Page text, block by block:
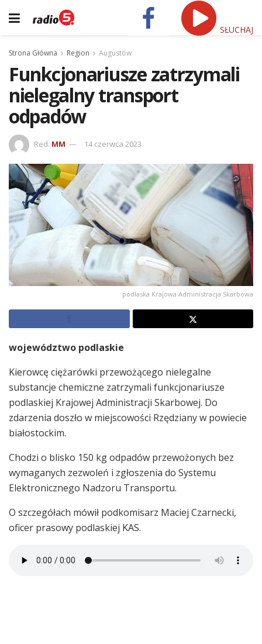
SŁUCHAJ
Strona Główna Region Augustów
Funkcjonariusze zatrzymali
nielegalny transport
odpadów
Red. MM 14 czerwca 2023
podlaska Krajowa Administracja Skarbowa
województwo podlaskie
Kierowcę ciężarówki przewożącego nielegalne
substancje chemiczne zatrzymali funkcjonariusze
podlaskiej Krajowej Administracji Skarbowej. Do
zdarzenia doszło w miejscowości Rzędziany w powiecie
białostockim.
Chodzi o blisko 150 kg odpadów przewożonych bez
wymaganych zezwoleń i zgłoszenia do Systemu
Elektronicznego Nadzoru Transportu.
O szczegółach mówił podkomisarz Maciej Czarnecki,
oficer prasowy podlaskiej KAS.